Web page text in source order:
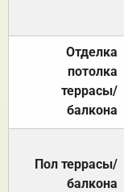
Отделка
потолка
террасы/
балкона
Пол террасы/
балкона